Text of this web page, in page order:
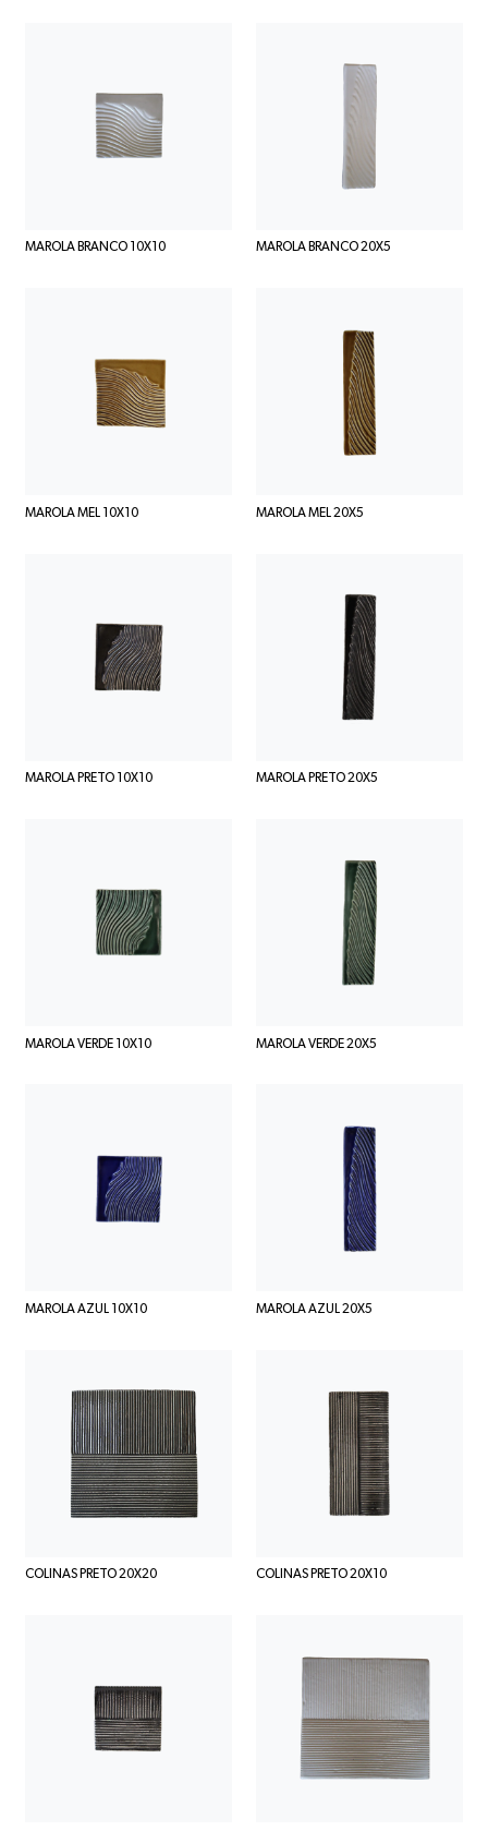
MAROLA BRANCO 10X10 MAROLA BRANCO 20X5
MAROLA MEL 10X10 MAROLA MEL 20X5
MAROLA PRETO 10X10 MAROLA PRETO 20X5
MAROLA VERDE 10X10 MAROLA VERDE 20X5
MAROLA AZUL 10X10 MAROLA AZUL 20X5
COLINAS PRETO 20X20 COLINAS PRETO 20X10